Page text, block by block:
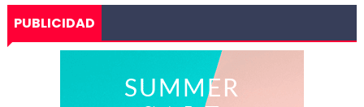
PUBLICIDAD